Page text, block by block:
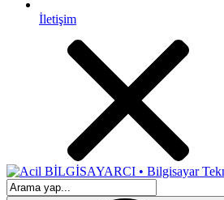
İletişim